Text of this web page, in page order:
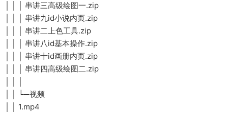
│ │ │ 串讲三高级绘图一.zip
│ │ │ 串讲九id小说内页.zip
│ │ │ 串讲二上色工具.zip
│ │ │ 串讲八id基本操作.zip
│ │ │ 串讲十id画册内页.zip
│ │ │ 串讲四高级绘图二.zip
│ │ └─视频
│ │ 1.mp4